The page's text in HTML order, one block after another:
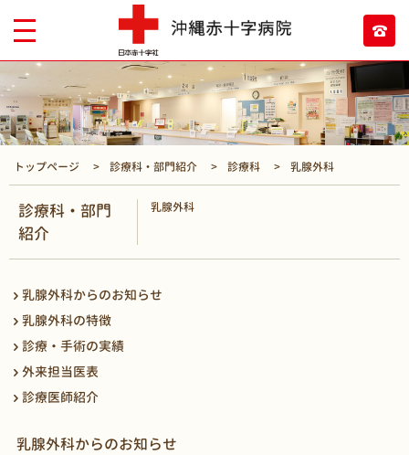
トップページ 診療科・部門紹介 診療科 乳腺外科
診療科・部門
紹介
乳腺外科
乳腺外科からのお知らせ
乳腺外科の特徴
診療・手術の実績
外来担当医表
診療医師紹介
乳腺外科からのお知らせ